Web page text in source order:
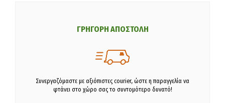
ΓΡΗΓΟΡΗ ΑΠΟΣΤΟΛΗ
Συνεργαζόμαστε με αξιόπιστες courier, ώστε η παραγγελία να
φτάνει στο χώρο σας το συντομότερο δυνατό!